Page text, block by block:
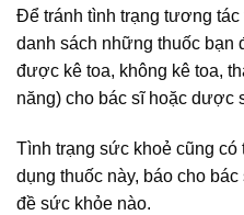
Để tránh tình trạng tương tác
danh sách những thuốc bạn
được kê toa, không kê toa,
năng) cho bác sĩ hoặc dược
Tình trạng sức khoẻ cũng
dụng thuốc này, báo cho
đề sức khỏe nào.